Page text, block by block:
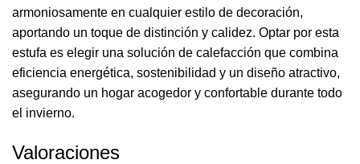
armoniosamente en cualquier estilo de decoración,
aportando un toque de distinción y calidez. Optar por esta
estufa es elegir una solución de calefacción que combina
eficiencia energética, sostenibilidad y un diseño atractivo,
asegurando un hogar acogedor y confortable durante todo
el invierno.
Valoraciones